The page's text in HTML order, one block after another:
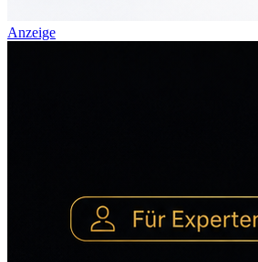
Anzeige